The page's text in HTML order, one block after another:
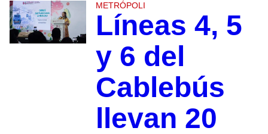
METRÓPOLI
Líneas 4, 5
y 6 del
Cablebús
llevan 20